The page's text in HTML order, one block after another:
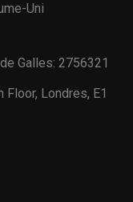
Uni
Galles: 2756321
Londres, E1